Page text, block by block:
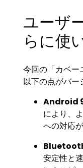
ユーザ
らに使
今回の「カベー
以下の点がバー
Android
により、
への対応
安定性と